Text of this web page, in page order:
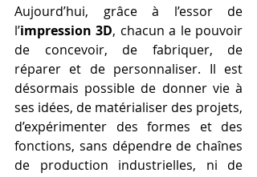
Aujourd’hui, grâce à l’essor de
l’impression 3D, chacun a le pouvoir
de concevoir, de fabriquer, de
réparer et de personnaliser. Il est
désormais possible de donner vie à
ses idées, de matérialiser des projets,
d’expérimenter des formes et des
fonctions, sans dépendre de chaînes
de production industrielles, ni de